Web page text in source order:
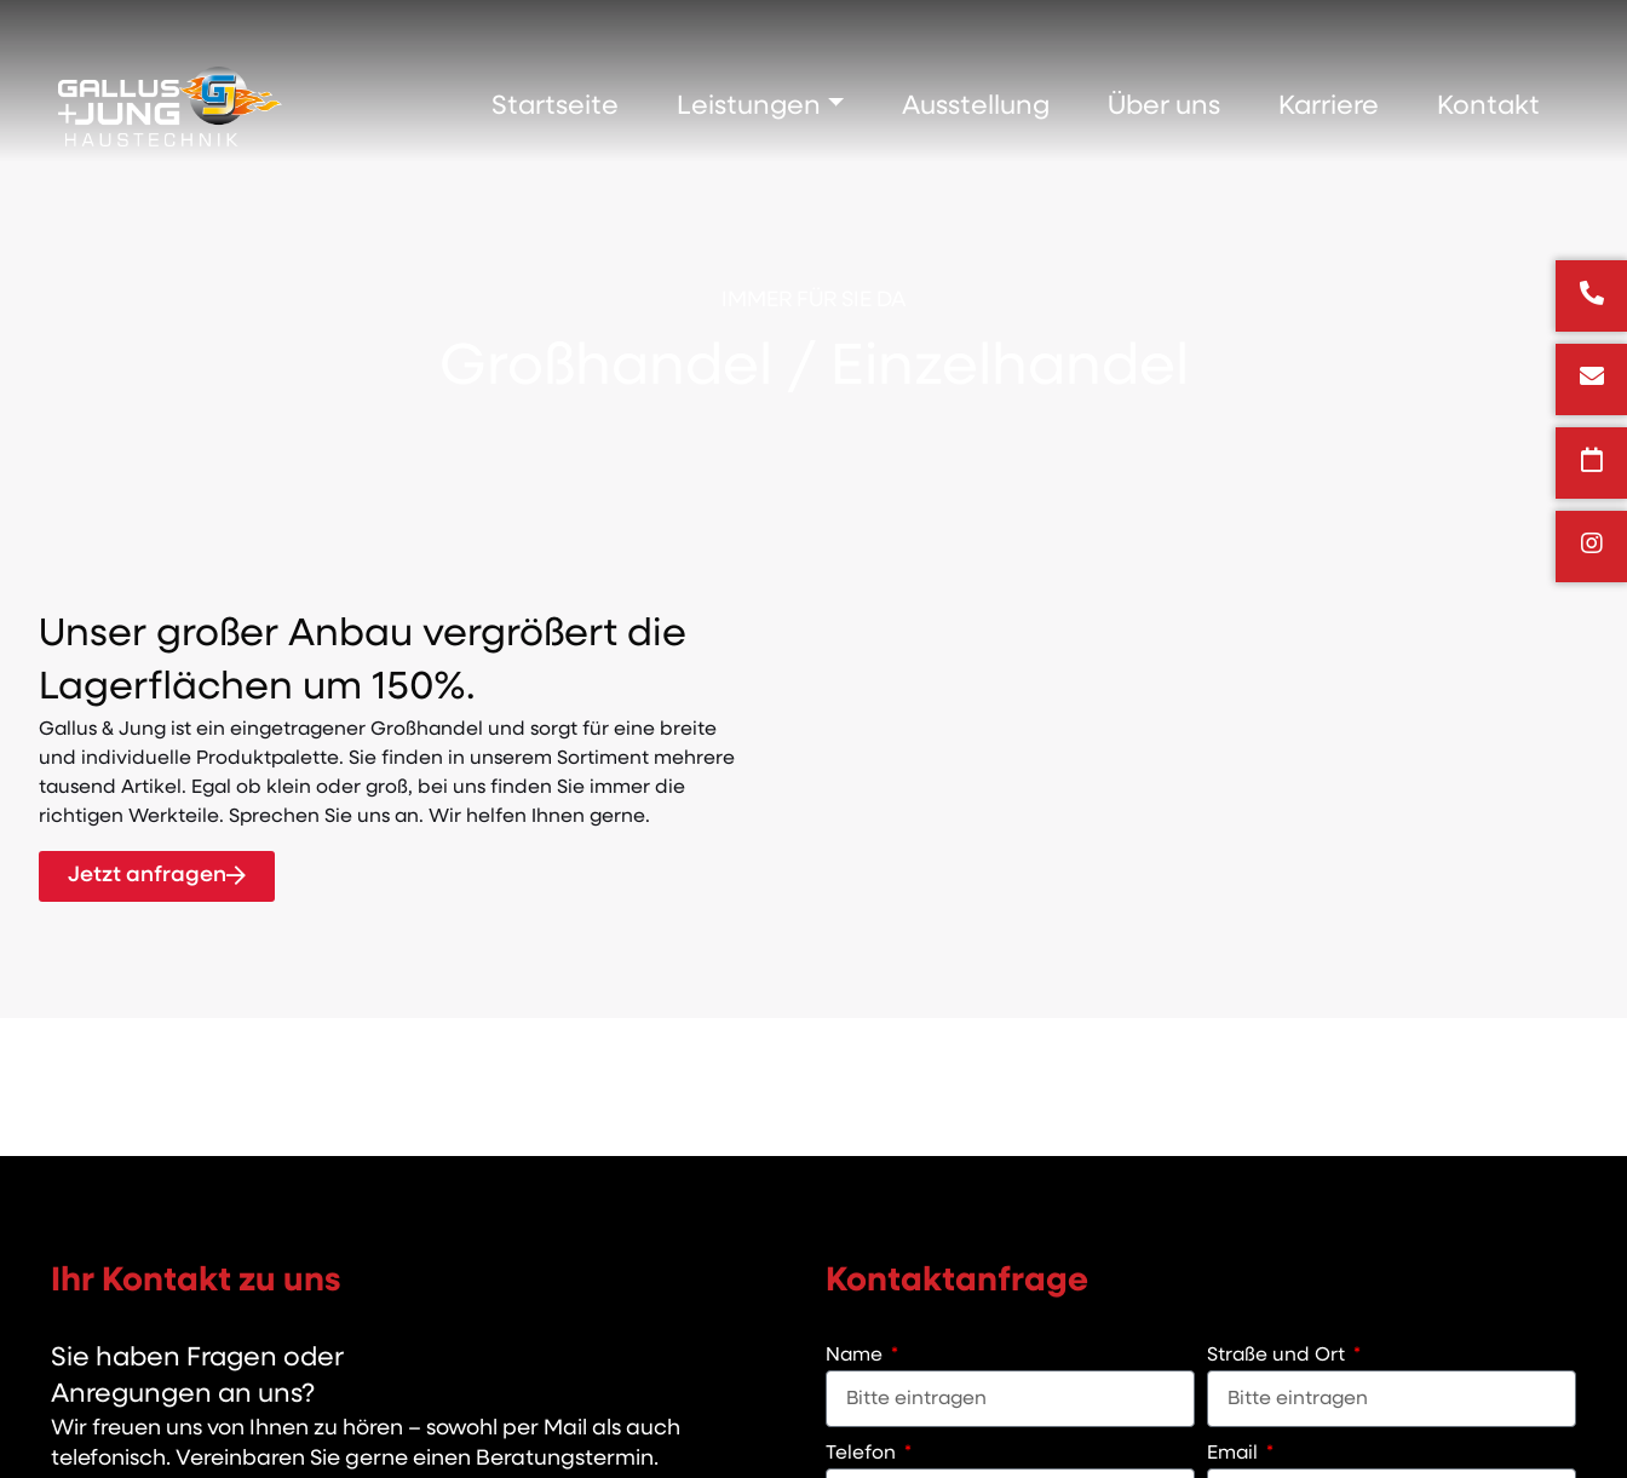
Startseite Leistungen Ausstellung Über uns Karriere Kontakt
Unser großer Anbau vergrößert die
Lagerflächen um 150%.
Gallus & Jung ist ein eingetragener Großhandel und sorgt für eine breite
und individuelle Produktpalette. Sie finden in unserem Sortiment mehrere
tausend Artikel. Egal ob klein oder groß, bei uns finden Sie immer die
richtigen Werkteile. Sprechen Sie uns an. Wir helfen Ihnen gerne.
Jetzt anfragen
Ihr Kontakt zu uns
Sie haben Fragen oder
Anregungen an uns?
Wir freuen uns von Ihnen zu hören – sowohl per Mail als auch
telefonisch. Vereinbaren Sie gerne einen Beratungstermin.
Kontaktanfrage
Name Straße und Ort
Telefon Email